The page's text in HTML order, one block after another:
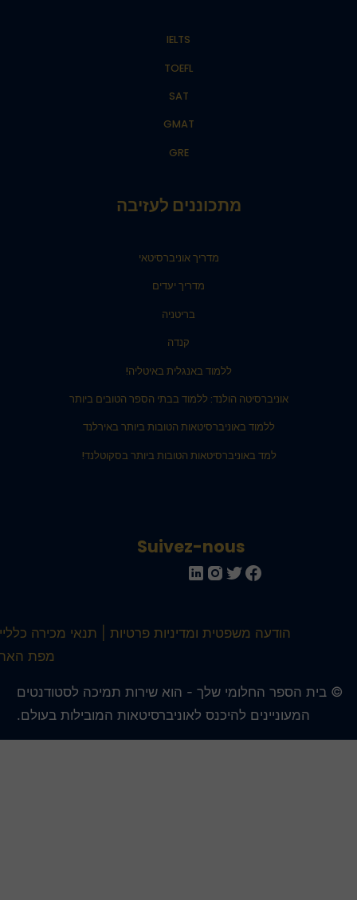
IELTS
TOEFL
SAT
GMAT
GRE
מתכוננים לעזיבה
מדריך אוניברסיטאי
מדריך יעדים
בריטניה
קנדה
ללמוד באנגלית באיטליה!
אוניברסיטה הולנד: ללמוד בבתי הספר הטובים ביותר
ללמוד באוניברסיטאות הטובות ביותר באירלנד
למד באוניברסיטאות הטובות ביותר בסקוטלנד!
Suivez-nous
הודעה משפטית ומדיניות פרטיות
תנאי מכירה כלליים
מפת האתר
בית הספר החלומי שלך - הוא שירות תמיכה לסטודנטים
המעוניינים להיכנס לאוניברסיטאות המובילות בעולם.